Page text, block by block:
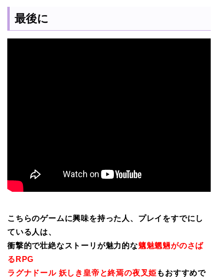
最後に
こちらのゲームに興味を持った人、プレイをすでにし
ている人は、
衝撃的で壮絶なストーリが魅力的な魑魅魍魎がのさば
るRPG
ラグナドール 妖しき皇帝と終焉の夜叉姫 もおすすめで